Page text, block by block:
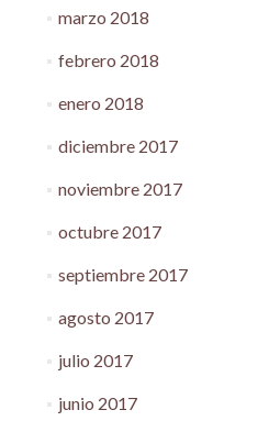
marzo 2018
febrero 2018
enero 2018
diciembre 2017
noviembre 2017
octubre 2017
septiembre 2017
agosto 2017
julio 2017
junio 2017